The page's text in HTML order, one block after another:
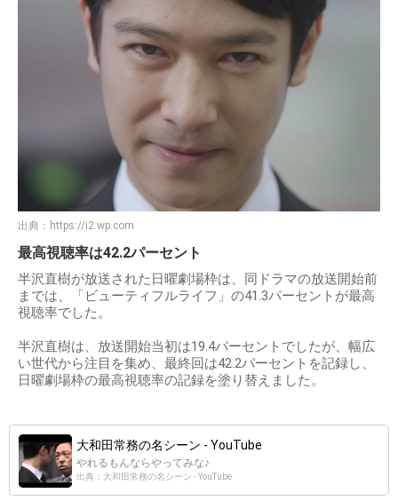
出典： https://i2.wp.com
最高視聴率は42.2パーセント
半沢直樹が放送された日曜劇場枠は、同ドラマの放送開始前
までは、「ビューティフルライフ」の41.3パーセントが最高
視聴率でした。
半沢直樹は、放送開始当初は19.4パーセントでしたが、幅広
い世代から注目を集め、最終回は42.2パーセントを記録し、
日曜劇場枠の最高視聴率の記録を塗り替えました。
大和田常務の名シーン - YouTube
やれるもんならやってみな♪
出典：大和田常務の名シーン - YouTube